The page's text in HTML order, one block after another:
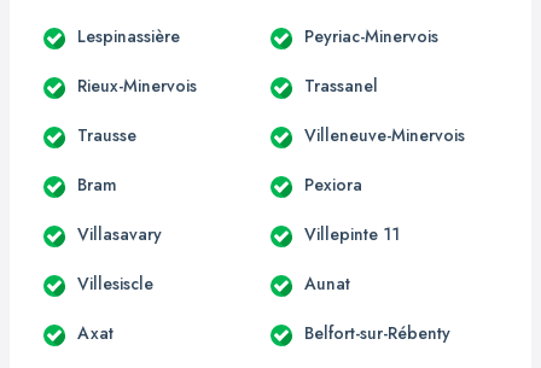
Lespinassière Peyriac-Minervois
Rieux-Minervois Trassanel
Trausse Villeneuve-Minervois
Bram Pexiora
Villasavary Villepinte 11
Villesiscle Aunat
Axat Belfort-sur-Rébenty